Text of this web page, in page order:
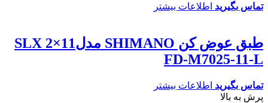
تماس بگیرید اطلاعات بیشتر
طبق عوض کن SHIMANO مدل11×2 SLX
FD-M7025-11-L
تماس بگیرید اطلاعات بیشتر
پرش به بالا